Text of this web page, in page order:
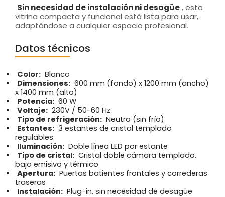
Sin necesidad de instalación ni desagüe, esta
vitrina compacta y funcional está lista para usar,
adaptándose a cualquier espacio profesional.
Datos técnicos
Color: Blanco
Dimensiones: 600 mm (fondo) x 1200 mm (ancho)
x 1400 mm (alto)
Potencia: 60 W
Voltaje: 230V / 50-60 Hz
Tipo de refrigeración: Neutra (sin frío)
Estantes: 3 estantes de cristal templado
regulables
Iluminación: Doble línea LED por estante
Tipo de cristal: Cristal doble cámara templado,
bajo emisivo y térmico
Apertura: Puertas batientes frontales y correderas
traseras
Instalación: Plug-in, sin necesidad de desagüe